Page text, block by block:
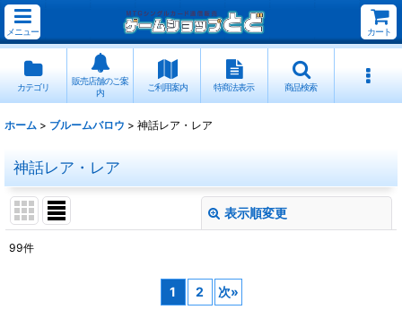
メニュー カート
カテゴリ
販売店舗のご案
内
ご利用案内 特商法表示 商品検索
ホーム > ブルームバロウ > 神話レア・レア
神話レア・レア
表示順変更
99件
1 2 次»